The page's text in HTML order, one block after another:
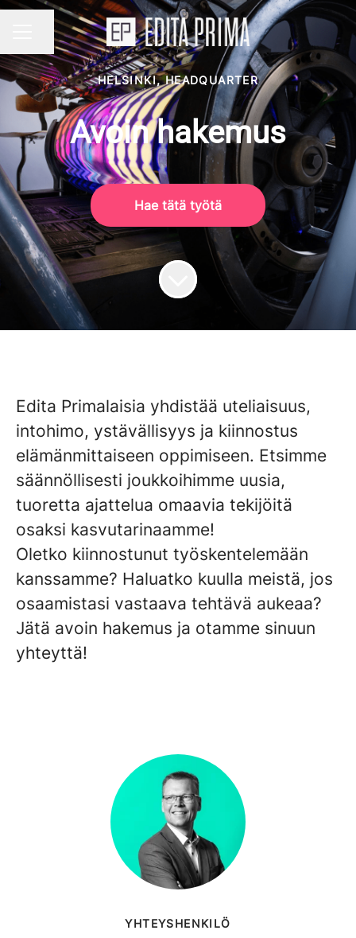
URAVALIKKO
Jaa sivu
HELSINKI, HEADQUARTER
Avoin hakemus
Hae tätä työtä
Edita Primalaisia yhdistää uteliaisuus,
intohimo, ystävällisyys ja kiinnostus
elämänmittaiseen oppimiseen. Etsimme
säännöllisesti joukkoihimme uusia,
tuoretta ajattelua omaavia tekijöitä
osaksi kasvutarinaamme!
Oletko kiinnostunut työskentelemään
kanssamme? Haluatko kuulla meistä, jos
osaamistasi vastaava tehtävä aukeaa?
Jätä avoin hakemus ja otamme sinuun
yhteyttä!
YHTEYSHENKILÖ